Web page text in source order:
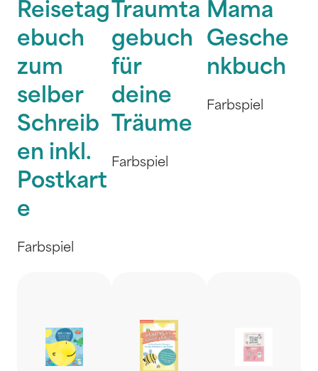
Reisetag
ebuch
zum
selber
Schreib
en inkl.
Postkart
e
Farbspiel
Traumta
gebuch
für
deine
Träume
Farbspiel
Mama
Gesche
nkbuch
Farbspiel